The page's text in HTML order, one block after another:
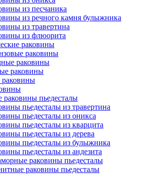
из песчаника
из речного камня булыжника
из травертина
из флюорита
раковины
раковины
раковины
раковины
раковины
пьедесталы
пьедесталы из травертина
пьедесталы из оникса
пьедесталы из кварцита
пьедесталы из дерева
пьедесталы из булыжника
пьедесталы из андезита
раковины пьедесталы
раковины пьедесталы